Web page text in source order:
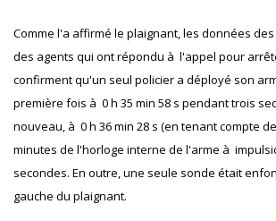
Comme l'a affirmé le plaignant, les données
des agents qui ont répondu à l'appel pour
confirment qu'un seul policier a déployé son
première fois à 0 h 35 min 58 s pendant trois
nouveau, à 0 h 36 min 28 s (en tenant compte
minutes de l'horloge interne de l'arme à
secondes. En outre, une seule sonde était
gauche du plaignant.